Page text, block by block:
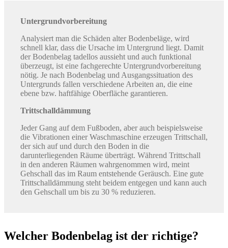
Untergrundvorbereitung
Analysiert man die Schäden alter Bodenbeläge, wird
schnell klar, dass die Ursache im Untergrund liegt. Damit
der Bodenbelag tadellos aussieht und auch funktional
überzeugt, ist eine fachgerechte Untergrundvorbereitung
nötig. Je nach Bodenbelag und Ausgangssituation des
Untergrunds fallen verschiedene Arbeiten an, die eine
ebene bzw. haftfähige Oberfläche garantieren.
Trittschalldämmung
Jeder Gang auf dem Fußboden, aber auch beispielsweise
die Vibrationen einer Waschmaschine erzeugen Trittschall,
der sich auf und durch den Boden in die
darunterliegenden Räume überträgt. Während Trittschall
in den anderen Räumen wahrgenommen wird, meint
Gehschall das im Raum entstehende Geräusch. Eine gute
Trittschalldämmung steht beidem entgegen und kann auch
den Gehschall um bis zu 30 % reduzieren.
Welcher Bodenbelag ist der richtige?